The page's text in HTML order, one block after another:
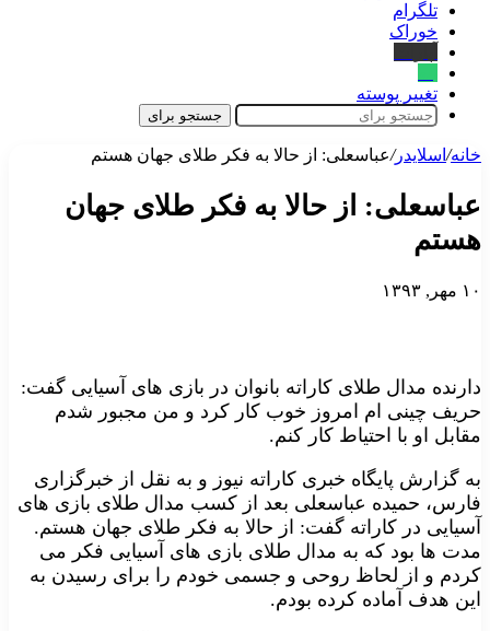
تلگرام
خوراک
تغییر پوسته
جستجو برای
خانه/ اسلایدر/عباسعلی: از حالا به فکر طلای جهان هستم
عباسعلی: از حالا به فکر طلای جهان
هستم
۱۰ مهر, ۱۳۹۳
دارنده مدال طلای کاراته بانوان در بازی های آسیایی گفت:
حریف چینی ام امروز خوب کار کرد و من مجبور شدم
مقابل او با احتیاط کار کنم.
به گزارش پایگاه خبری کاراته نیوز و به نقل از خبرگزاری
فارس، حمیده عباسعلی بعد از کسب مدال طلای بازی های
آسیایی در کاراته گفت: از حالا به فکر طلای جهان هستم.
مدت ها بود که به مدال طلای بازی های آسیایی فکر می
کردم و از لحاظ روحی و جسمی خودم را برای رسیدن به
این هدف آماده کرده بودم.